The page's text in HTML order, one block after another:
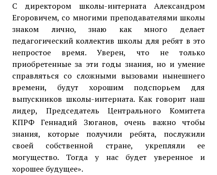
С директором школы-интерната Александром
Егоровичем, со многими преподавателями школы
знаком лично, знаю как много делает
педагогический коллектив школы для ребят в это
непростое время. Уверен, что не только
приобретенные за эти годы знания, но и умение
справляться со сложными вызовами нынешнего
времени, будут хорошим подспорьем для
выпускников школы-интерната. Как говорит наш
лидер, Председатель Центрального Комитета
КПРФ Геннадий Зюганов, очень важно чтобы
знания, которые получили ребята, послужили
своей собственной стране, укрепляли ее
могущество. Тогда у нас будет уверенное и
хорошее будущее».